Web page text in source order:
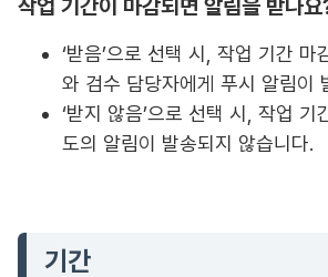
작업 기간이 마감되면 알림을 받나요
‘받음’으로 선택 시, 작업 기간
와 검수 담당자에게 푸시 알림이
‘받지 않음’으로 선택 시, 작업 기
도의 알림이 발송되지 않습니다.
기간